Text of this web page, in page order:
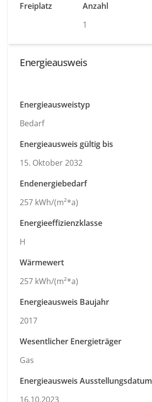
Freiplatz
Anzahl
1
Energieausweis
Energieausweistyp
Bedarf
Energieausweis gültig bis
15. Oktober 2032
Endenergiebedarf
257 kWh/(m²*a)
Energieeffizienzklasse
H
Wärmewert
257 kWh/(m²*a)
Energieausweis Baujahr
2017
Wesentlicher Energieträger
Gas
Energieausweis Ausstellungsdatum
16.10.2023